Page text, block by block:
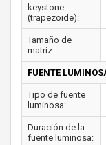
keystone
(trapezoide):
Tamaño de
matriz:
FUENTE
Tipo de fuente
luminosa:
Duración de la
fuente luminosa: